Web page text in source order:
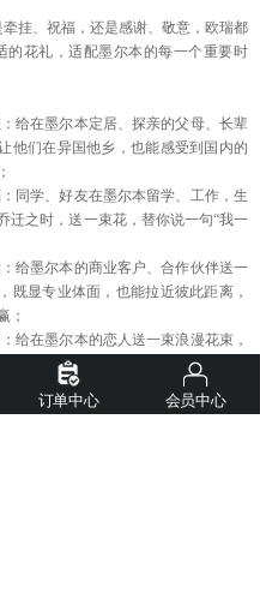
挂、祝福，还是感谢、敬意，欧瑞都
的花礼，适配墨尔本的每一个重要时
给在墨尔本定居、探亲的父母、长辈
他们在异国他乡，也能感受到国内的
同学、好友在墨尔本留学、工作，生
迁之时，送一束花，替你说一句“我一
给墨尔本的商业客户、合作伙伴送一
既显专业体面，也能拉近彼此距离，
；
给在墨尔本的恋人送一束浪漫花束，
爱意，藏在每一片花瓣里，仪式感拉
订单中心 会员中心